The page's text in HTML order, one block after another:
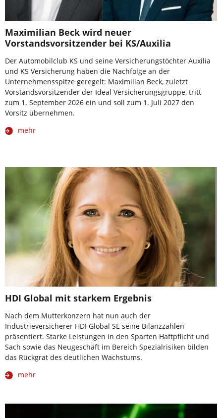
Maximilian Beck wird neuer
Vorstandsvorsitzender bei KS/Auxilia
Der Automobilclub KS und seine Versicherungstöchter Auxilia
und KS Versicherung haben die Nachfolge an der
Unternehmensspitze geregelt: Maximilian Beck, zuletzt
Vorstandsvorsitzender der Ideal Versicherungsgruppe, tritt
zum 1. September 2026 ein und soll zum 1. Juli 2027 den
Vorsitz übernehmen.
mehr
HDI Global mit starkem Ergebnis
Nach dem Mutterkonzern hat nun auch der
Industrieversicherer HDI Global SE seine Bilanzzahlen
präsentiert. Starke Leistungen in den Sparten Haftpflicht und
Sach sowie das Neugeschäft im Bereich Spezialrisiken bilden
das Rückgrat des deutlichen Wachstums.
mehr